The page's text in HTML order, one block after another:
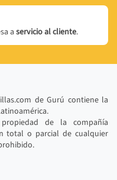
aservicio al cliente.
de Gurú contiene la
de la compañía
total o parcial de cualquier